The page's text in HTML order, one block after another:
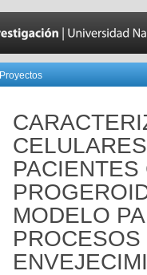
Proyectos
MODELO